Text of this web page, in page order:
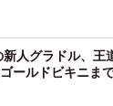
人グラドル、王
ールドビキニま